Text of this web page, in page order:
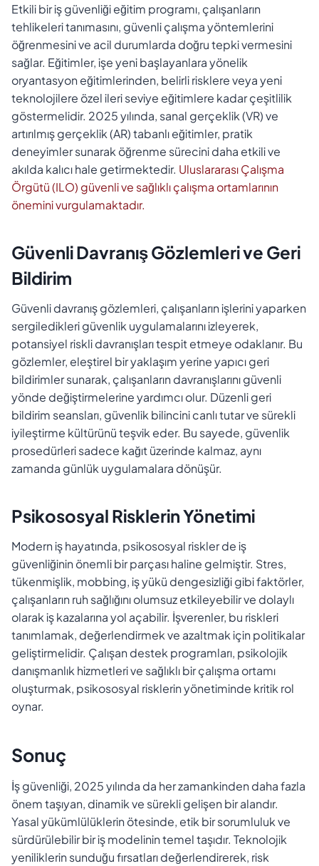
Etkili bir iş güvenliği eğitim programı, çalışanların
tehlikeleri tanımasını, güvenli çalışma yöntemlerini
öğrenmesini ve acil durumlarda doğru tepki vermesini
sağlar. Eğitimler, işe yeni başlayanlara yönelik
oryantasyon eğitimlerinden, belirli risklere veya yeni
teknolojilere özel ileri seviye eğitimlere kadar çeşitlilik
göstermelidir. 2025 yılında, sanal gerçeklik (VR) ve
artırılmış gerçeklik (AR) tabanlı eğitimler, pratik
deneyimler sunarak öğrenme sürecini daha etkili ve
akılda kalıcı hale getirmektedir. Uluslararası Çalışma
Örgütü (ILO) güvenli ve sağlıklı çalışma ortamlarının
önemini vurgulamaktadır.
Güvenli Davranış Gözlemleri ve Geri
Bildirim
Güvenli davranış gözlemleri, çalışanların işlerini yaparken
sergiledikleri güvenlik uygulamalarını izleyerek,
potansiyel riskli davranışları tespit etmeye odaklanır. Bu
gözlemler, eleştirel bir yaklaşım yerine yapıcı geri
bildirimler sunarak, çalışanların davranışlarını güvenli
yönde değiştirmelerine yardımcı olur. Düzenli geri
bildirim seansları, güvenlik bilincini canlı tutar ve sürekli
iyileştirme kültürünü teşvik eder. Bu sayede, güvenlik
prosedürleri sadece kağıt üzerinde kalmaz, aynı
zamanda günlük uygulamalara dönüşür.
Psikososyal Risklerin Yönetimi
Modern iş hayatında, psikososyal riskler de iş
güvenliğinin önemli bir parçası haline gelmiştir. Stres,
tükenmişlik, mobbing, iş yükü dengesizliği gibi faktörler,
çalışanların ruh sağlığını olumsuz etkileyebilir ve dolaylı
olarak iş kazalarına yol açabilir. İşverenler, bu riskleri
tanımlamak, değerlendirmek ve azaltmak için politikalar
geliştirmelidir. Çalışan destek programları, psikolojik
danışmanlık hizmetleri ve sağlıklı bir çalışma ortamı
oluşturmak, psikososyal risklerin yönetiminde kritik rol
oynar.
Sonuç
İş güvenliği, 2025 yılında da her zamankinden daha fazla
önem taşıyan, dinamik ve sürekli gelişen bir alandır.
Yasal yükümlülüklerin ötesinde, etik bir sorumluluk ve
sürdürülebilir bir iş modelinin temel taşıdır. Teknolojik
yeniliklerin sunduğu fırsatları değerlendirerek, risk